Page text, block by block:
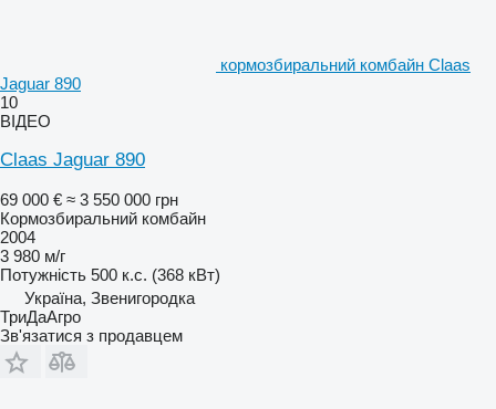
кормозбиральний комбайн Claas
Jaguar 890
10
ВІДЕО
Claas Jaguar 890
69 000 € ≈ 3 550 000 грн
Кормозбиральний комбайн
2004
3 980 м/г
Потужність 500 к.с. (368 кВт)
Україна, Звенигородка
ТриДаАгро
Зв'язатися з продавцем